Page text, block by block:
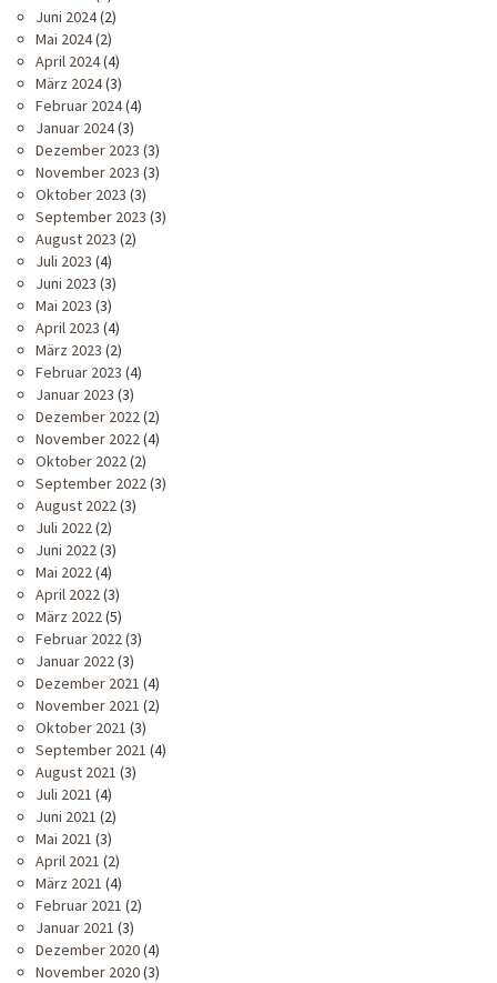
Juni 2024(2)
Mai 2024(2)
April 2024(4)
März 2024(3)
Februar 2024(4)
Januar 2024(3)
Dezember 2023 (3)
November 2023 (3)
Oktober 2023 (3)
September 2023 (3)
August 2023 (2)
Juli 2023 (4)
Juni 2023 (3)
Mai 2023 (3)
April 2023 (4)
März 2023 (2)
Februar 2023 (4)
Januar 2023 (3)
Dezember 2022(2)
November 2022(4)
Oktober 2022(2)
September 2022(3)
August 2022(3)
Juli 2022(2)
Juni 2022(3)
Mai 2022(4)
April 2022(3)
März 2022(5)
Februar 2022(3)
Januar 2022(3)
Dezember 2021 (4)
November 2021 (2)
Oktober 2021 (3)
September 2021 (4)
August 2021 (3)
Juli 2021 (4)
Juni 2021 (2)
Mai 2021 (3)
April 2021 (2)
März 2021 (4)
Februar 2021 (2)
Januar 2021 (3)
Dezember 2020(4)
November 2020(3)